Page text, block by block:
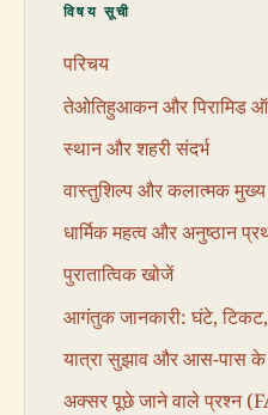
विषय सूची
परिचय
तेओतिहुआकन और पिरामिड
स्थान और शहरी संदर्भ
वास्तुशिल्प और कलात्मक मुख्य
धार्मिक महत्व और अनुष्ठान
पुरातात्विक खोजें
आगंतुक जानकारी: घंटे, टिकट,
यात्रा सुझाव और आस-पास
अक्सर पूछे जाने वाले प्रश्न